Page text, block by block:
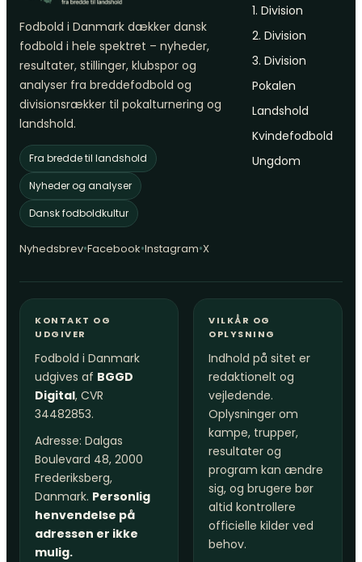
Fodbold i Danmark dækker dansk
fodbold i hele spektret – nyheder,
resultater, stillinger, klubspor og
analyser fra breddefodbold og
divisionsrækker til pokalturnering og
landshold.
Fra bredde til landshold
Nyheder og analyser
Dansk fodboldkultur
Nyhedsbrev•Facebook•Instagram•X
1. Division
2. Division
3. Division
Pokalen
Landshold
Kvindefodbold
Ungdom
KONTAKT OG
UDGIVER
Fodbold i Danmark
udgives af BGGD
Digital, CVR
34482853.
Adresse: Dalgas
Boulevard 48, 2000
Frederiksberg,
Danmark. Personlig
henvendelse på
adressen er ikke
mulig.
VILKÅR OG
OPLYSNING
Indhold på sitet er
redaktionelt og
vejledende.
Oplysninger om
kampe, trupper,
resultater og
program kan ændre
sig, og brugere bør
altid kontrollere
officielle kilder ved
behov.